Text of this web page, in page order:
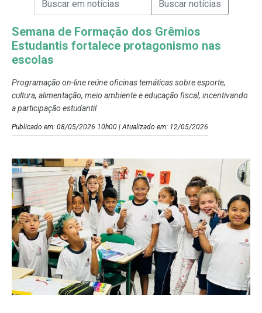
Semana de Formação dos Grêmios
Estudantis fortalece protagonismo nas
escolas
Programação on-line reúne oficinas temáticas sobre esporte,
cultura, alimentação, meio ambiente e educação fiscal, incentivando
a participação estudantil
Publicado em: 08/05/2026 10h00 | Atualizado em: 12/05/2026